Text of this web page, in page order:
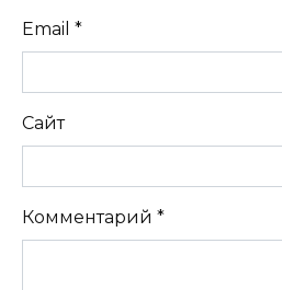
Email *
Сайт
Комментарий *